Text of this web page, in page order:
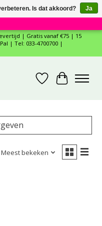
×
| Gratis vanaf €75 | 15
| Tel: 033-4700700 |
Verlanglijst
Meest bekeken
Is dat akkoord?
Ja